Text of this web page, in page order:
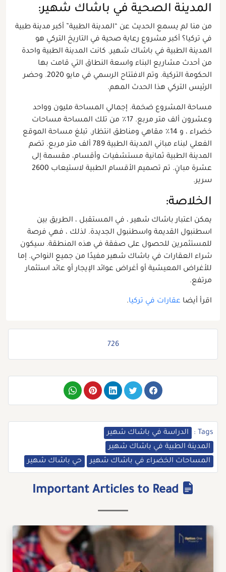
المدينة الصحية في باشاك شهير:
من منا لم يسمع الحديث عن “المدينة الطبية” أكبر مدينة طبية
في تركيا؟ أكبر مشروع رعاية صحية في التاريخ التركي هو
المدينة الطبية في باشاك شهير. كانت المدينة الطبية واحدة
من أحدث مشاريع البناء واسعة النطاق التي قامت بها
الحكومة التركية. وتم الافتتاح الرسمي في مايو 2020. وحضر
الرئيس التركي هذا الحدث المهم.
مساحة المشروع ضخمة. إجمالي المساحة مليون وواحد
وعشرون ألف متر مربع. 17٪ من تلك المساحة مساحات
خضراء ، و 14٪ مقاهي ومناطق انتظار. تبلغ مساحة الموقع
الفعلي لبناء مباني المدينة الطبية 789 ألف متر مربع. تضم
المدينة الطبية ثمانية مستشفيات وأقسام، مقسمة إلى
عشرة مبانٍ. تم تصميم الأقسام الطبية لاستيعاب 2600
سرير.
الخلاصة:
يمكن اعتبار باشاك شهير ، في المستقبل ، الطريق بين
اسطنبول القديمة واسطنبول الجديدة. لذلك ، فهي فرصة
للمستثمرين للحصول على صفقة في هذه المنطقة. سيكون
شراء العقارات في باشاك شهير مفيدًا من جميع النواحي. إما
للأغراض المعيشية أو أغراض عوائد الإيجار أو عائد استثمار
مرتفع.
اقرأ أيضا عقارات في تركيا.
726
Tags :
الدراسة في باشاك شهير
المدينة الطبية في باشاك شهير
المساحات الخضراء في باشاك شهير
حي باشاك شهير